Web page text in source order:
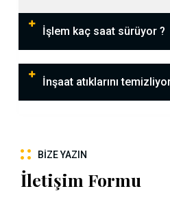
İşlem kaç saat sürüyor ?
İnşaat atıklarını
BIZE YAZIN
İletişim Formu